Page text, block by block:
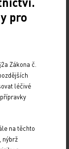
„nevěsta
„potlivá
stařena“
manželka
Kantora
Dnes
vdova“)
pro
Zákona č.
léčivé
na těchto
nýbrž